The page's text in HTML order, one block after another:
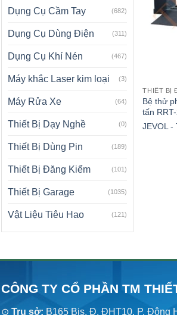
Dụng Cụ Cầm Tay (682)
Dụng Cụ Dùng Điện (311)
Dụng Cụ Khí Nén (467)
Máy khắc Laser kim loại (3)
Máy Rửa Xe (64)
Thiết Bị Dạy Nghề (0)
Thiết Bị Dùng Pin (189)
Thiết Bị Đăng Kiểm (101)
Thiết Bị Garage (1035)
Vật Liệu Tiêu Hao (121)
THIẾT BỊ
Bệ thử
tấn
JEVOL -
CÔNG TY CỔ PHẦN TM
⊙ Trụ sở: B165 Bis, Đ. ĐHT10, P. Đông